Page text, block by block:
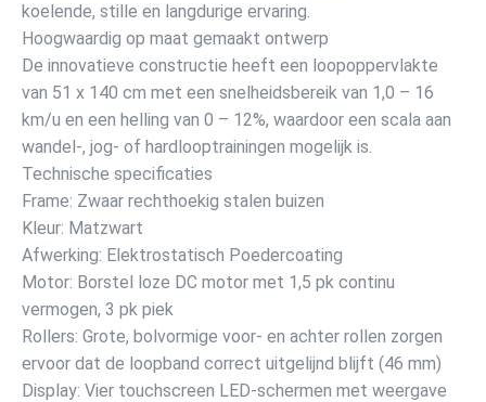
koelende, stille en langdurige ervaring.
Hoogwaardig op maat gemaakt ontwerp
De innovatieve constructie heeft een loopoppervlakte
van 51 x 140 cm met een snelheidsbereik van 1,0 – 16
km/u en een helling van 0 – 12%, waardoor een scala aan
wandel-, jog- of hardlooptrainingen mogelijk is.
Technische specificaties
Frame: Zwaar rechthoekig stalen buizen
Kleur: Matzwart
Afwerking: Elektrostatisch Poedercoating
Motor: Borstel loze DC motor met 1,5 pk continu
vermogen, 3 pk piek
Rollers: Grote, bolvormige voor- en achter rollen zorgen
ervoor dat de loopband correct uitgelijnd blijft (46 mm)
Display: Vier touchscreen LED-schermen met weergave